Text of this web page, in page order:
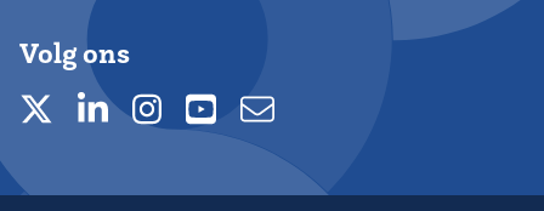
Volg ons